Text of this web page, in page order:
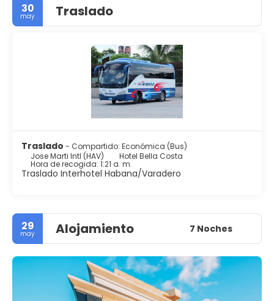
30
may Traslado
Traslado - Compartido: Económica (Bus)
Jose Marti Intl (HAV)
Hotel Bella Costa
Hora de recogida: 1:21 a. m.
Traslado Interhotel Habana/Varadero
29
may Alojamiento 7 Noches